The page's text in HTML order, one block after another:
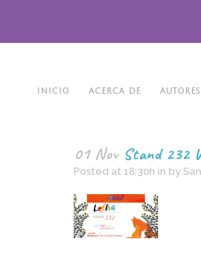
INICIO ACERCA DE AUTORES
01 NovStand 232
Posted at 18:30h in by